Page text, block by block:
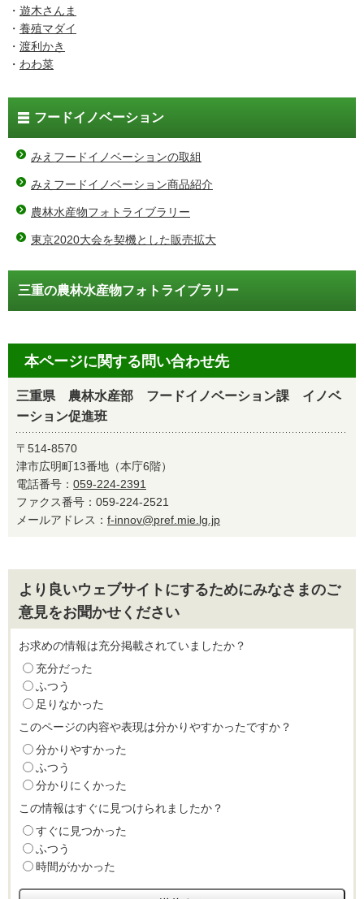
・ 遊木さんま
・ 養殖マダイ
・ 渡利かき
・ わわ菜
フードイノベーション
みえフードイノベーションの取組
みえフードイノベーション商品紹介
農林水産物フォトライブラリー
東京2020大会を契機とした販売拡大
三重の農林水産物フォトライブラリー
本ページに関する問い合わせ先
三重県 農林水産部 フードイノベーション課 イノベ
ーション促進班
〒514-8570
津市広明町13番地（本庁6階）
電話番号： 059-224-2391
ファクス番号：059-224-2521
メールアドレス： f-innov@pref.mie.lg.jp
より良いウェブサイトにするためにみなさまのご
意見をお聞かせください
お求めの情報は充分掲載されていましたか？
充分だった
ふつう
足りなかった
このページの内容や表現は分かりやすかったですか？
分かりやすかった
ふつう
分かりにくかった
この情報はすぐに見つけられましたか？
すぐに見つかった
ふつう
時間がかかった